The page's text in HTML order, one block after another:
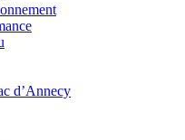
d’Annecy